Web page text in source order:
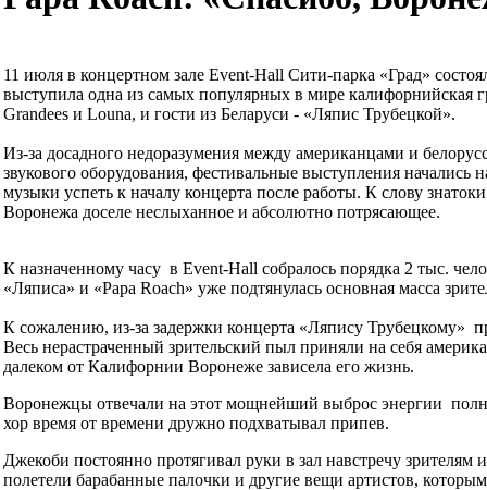
11 июля в концертном зале Event-Hall Сити-парка «Град»
выступила одна из самых популярных в мире калифорнийская
Grandees и Louna, и гости из Беларуси - «Ляпис Трубецкой».
Из-за досадного недоразумения между американцами и
звукового оборудования, фестивальные выступления
музыки успеть к началу концерта после работы. К слову
Воронежа доселе неслыханное и абсолютно потрясающее.
К назначенному часу в Event-Hall собралось порядка 2 тыс.
«Ляписа» и «Papa Roach» уже подтянулась основная масса
К сожалению, из-за задержки концерта «Ляпису Трубецкому»
Весь нерастраченный зрительский пыл приняли на себя
далеком от Калифорнии Воронеже зависела его жизнь.
Воронежцы отвечали на этот мощнейший выброс энергии
хор время от времени дружно подхватывал припев.
Джекоби постоянно протягивал руки в зал навстречу
полетели барабанные палочки и другие вещи артистов,